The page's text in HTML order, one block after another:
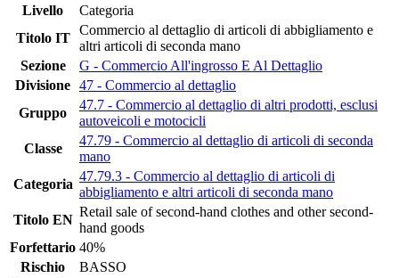
Livello
Categoria
Titolo IT
Commercio al dettaglio di articoli di abbigliamento e
altri articoli di seconda mano
Sezione
G - Commercio All'ingrosso E Al Dettaglio
Divisione 47 - Commercio al dettaglio
Gruppo
47.7 - Commercio al dettaglio di altri prodotti, esclusi
autoveicoli e motocicli
Classe
47.79 - Commercio al dettaglio di articoli di seconda
mano
Categoria
47.79.3 - Commercio al dettaglio di articoli di
abbigliamento e altri articoli di seconda mano
Titolo EN
Retail sale of second-hand clothes and other second-
hand goods
Forfettario 40%
Rischio
BASSO